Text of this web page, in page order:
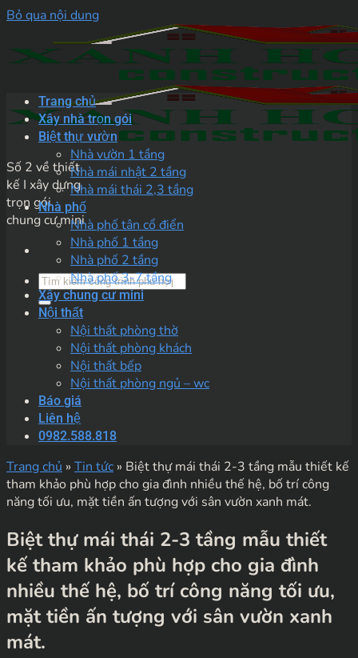
Bỏ qua nội dung
Số 2 về thiết
kế I xây dựng
trọn gói
chung cư mini
Trang chủ
Xây nhà trọn gói
Biệt thự vườn
Nhà vườn 1 tầng
Nhà mái nhật 2 tầng
Nhà mái thái 2,3 tầng
Nhà phố
Nhà phố tân cổ điển
Nhà phố 1 tầng
Nhà phố 2 tầng
Nhà phố 3-7 tầng
Xây chung cư mini
Nội thất
Nội thất phòng thờ
Nội thất phòng khách
Nội thất bếp
Nội thất phòng ngủ – wc
Báo giá
Liên hệ
0982.588.818
Trang chủ » Tin tức » Biệt thự mái thái 2-3 tầng mẫu thiết kế
tham khảo phù hợp cho gia đình nhiều thế hệ, bố trí công
năng tối ưu, mặt tiền ấn tượng với sân vườn xanh mát.
Biệt thự mái thái 2-3 tầng mẫu thiết
kế tham khảo phù hợp cho gia đình
nhiều thế hệ, bố trí công năng tối ưu,
mặt tiền ấn tượng với sân vườn xanh
mát.